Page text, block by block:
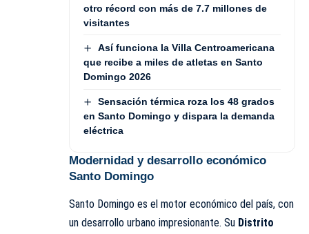
otro récord con más de 7.7 millones de
visitantes
Así funciona la Villa Centroamericana
que recibe a miles de atletas en Santo
Domingo 2026
Sensación térmica roza los 48 grados
en Santo Domingo y dispara la demanda
eléctrica
Modernidad y desarrollo económico
Santo Domingo
Santo Domingo es el motor económico del país, con
un desarrollo urbano impresionante. Su Distrito